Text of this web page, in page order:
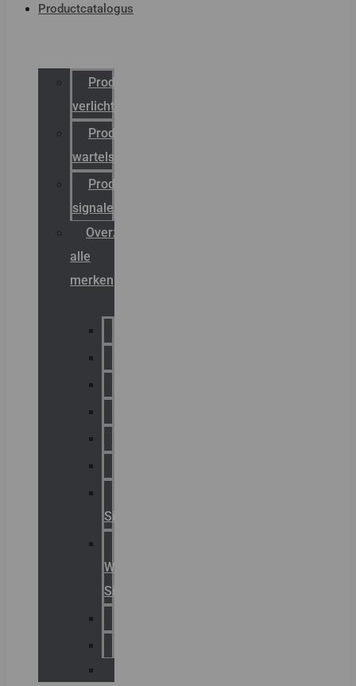
Productcatalogus
Productcatalogus
verlichting
Productcatalogus
wartels
Productcatalogus
signalering
Overzicht
alle
merken
Signaling
Warning
Signals